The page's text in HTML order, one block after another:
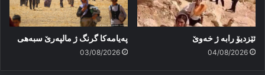
ئێزدیۆ رابە ژ خەوێ
04/08/2026
پەیامەكا گرنگ ژ مالپەرێ سبەهی
03/08/2026